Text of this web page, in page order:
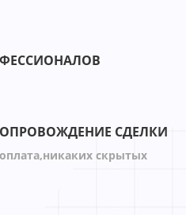
СДЕЛКИ
скрытых